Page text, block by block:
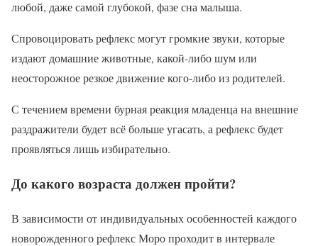
любой, даже самой глубокой, фазе сна малыша.
Спровоцировать рефлекс могут громкие звуки, которые
издают домашние животные, какой-либо шум или
неосторожное резкое движение кого-либо из родителей.
С течением времени бурная реакция младенца на внешние
раздражители будет всё больше угасать, а рефлекс будет
проявляться лишь избирательно.
До какого возраста должен пройти?
В зависимости от индивидуальных особенностей каждого
новорожденного рефлекс Моро проходит в интервале